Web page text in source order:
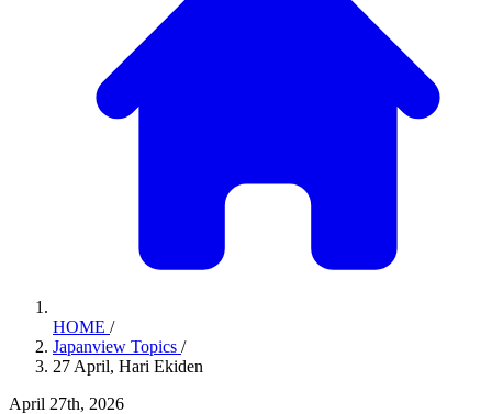
HOME /
Japanview Topics /
27 April, Hari Ekiden
April 27th, 2026